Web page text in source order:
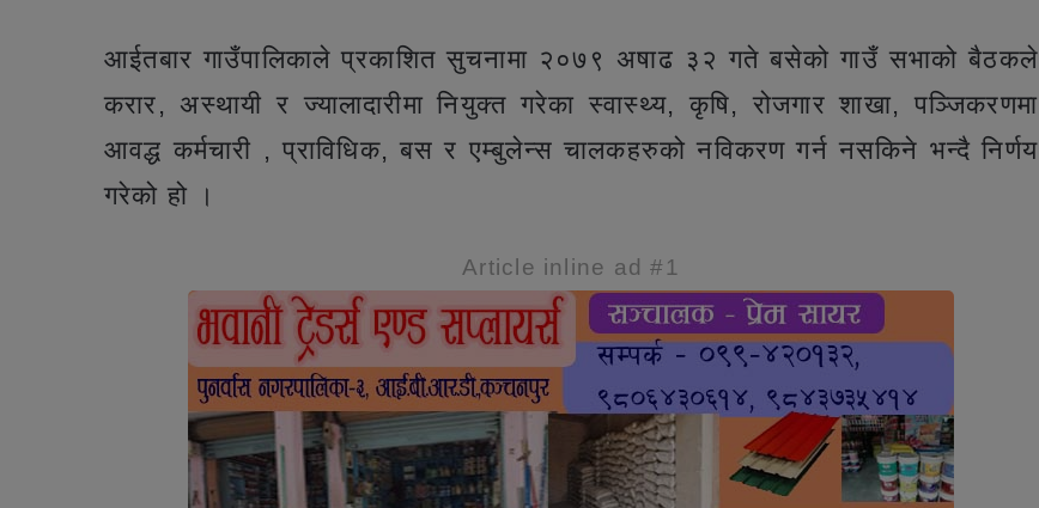
आईतबार गाउँपालिकाले प्रकाशित सुचनामा २०७९ अषाढ ३२ गते बसेको गाउँ सभाको बैठकले
करार, अस्थायी र ज्यालादारीमा नियुक्त गरेका स्वास्थ्य, कृषि, रोजगार शाखा, पञ्जिकरणमा
आवद्ध कर्मचारी , प्राविधिक, बस र एम्बुलेन्स चालकहरुको नविकरण गर्न नसकिने भन्दै निर्णय
गरेको हो ।
Article inline ad #1